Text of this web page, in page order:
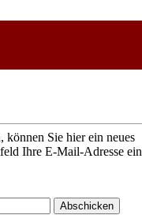
können Sie hier ein neues
Ihre E-Mail-Adresse ein